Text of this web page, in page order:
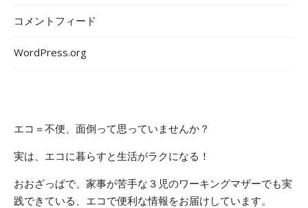
コメントフィード
WordPress.org
エコ＝不便、面倒って思っていませんか？
実は、エコに暮らすと生活がラクになる！
おおざっぱで、家事が苦手な３児のワーキングマザーでも実
践できている、エコで便利な情報をお届けしています。